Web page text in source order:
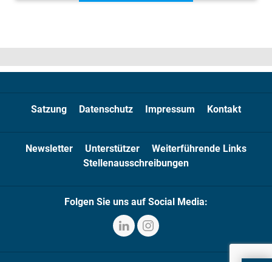
Satzung Datenschutz Impressum Kontakt
Newsletter Unterstützer
Weiterführende Links
Stellenausschreibungen
Folgen Sie uns auf Social Media: